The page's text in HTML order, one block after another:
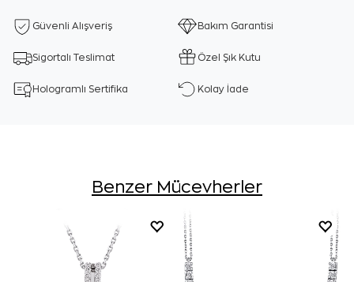
Güvenli Alışveriş Bakım Garantisi
Sigortalı Teslimat Özel Şık Kutu
Hologramlı Sertifika Kolay İade
Benzer Mücevherler